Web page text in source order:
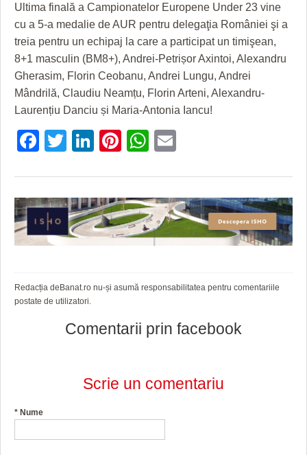
PRIMĂRIILE DIN TIMIŞ
SFATUL MEDICULUI
SFATURI JURIDICE
Ultima finală a Campionatelor Europene Under 23 vine
cu a 5-a medalie de AUR pentru delegaţia României şi a
treia pentru un echipaj la care a participat un timişean,
8+1 masculin (BM8+), Andrei-Petrișor Axintoi, Alexandru
Gherasim, Florin Ceobanu, Andrei Lungu, Andrei
Mândrilă, Claudiu Neamțu, Florin Arteni, Alexandru-
Laurențiu Danciu și Maria-Antonia Iancu!
Facebook
Twitter
LinkedIn
Pinterest
WhatsApp
Redacția deBanat.ro nu-și asumă responsabilitatea pentru comentariile
postate de utilizatori.
Comentarii prin facebook
Scrie un comentariu
* Nume